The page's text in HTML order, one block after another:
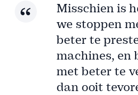
Misschien is
we stoppen
beter te
machines, en
met beter te
dan ooit